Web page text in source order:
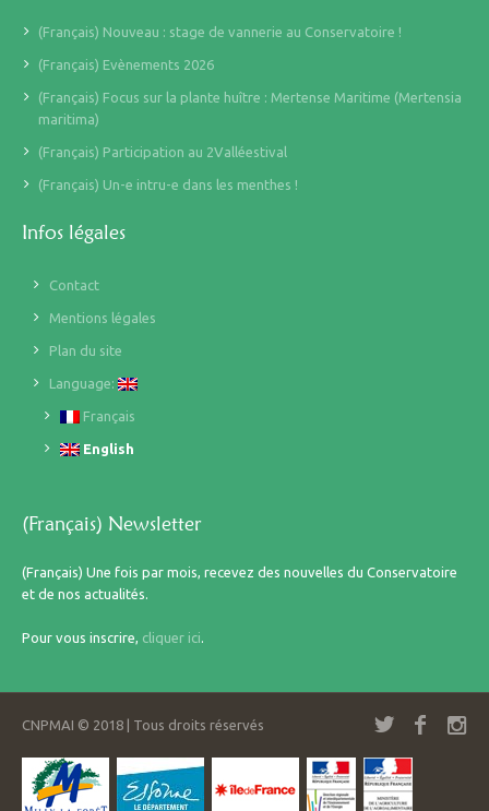
(Français) Nouveau : stage de vannerie au Conservatoire !
(Français) Evènements 2026
(Français) Focus sur la plante huître : Mertense Maritime (Mertensia
maritima)
(Français) Participation au 2Valléestival
(Français) Un-e intru-e dans les menthes !
Infos légales
Contact
Mentions légales
Plan du site
Language:
Français
English
(Français) Newsletter
(Français) Une fois par mois, recevez des nouvelles du Conservatoire
et de nos actualités.
Pour vous inscrire, cliquer ici
CNPMAI © 2018 | Tous droits réservés